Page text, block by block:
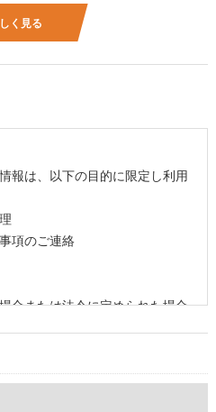
く見る
報は、以下の目的に限定し利用
項のご連絡
合または法令に定められた場合
供することはいたしません。